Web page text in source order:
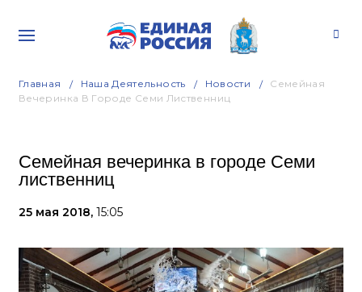
Главная Наша Деятельность Новости
Семейная
Вечеринка В Городе Семи Лиственниц
Семейная вечеринка в городе Семи
лиственниц
25 мая 2018, 15:05